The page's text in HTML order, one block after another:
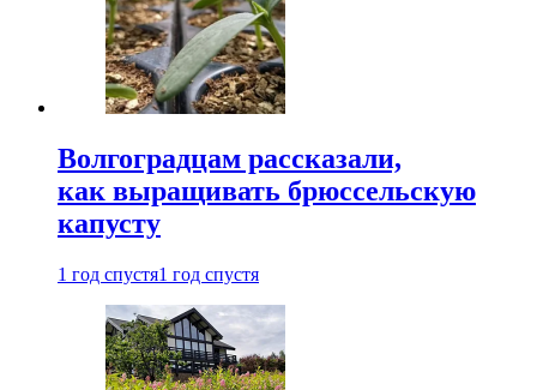
Волгоградцам рассказали,
как выращивать брюссельскую
капусту
1 год спустя1 год спустя